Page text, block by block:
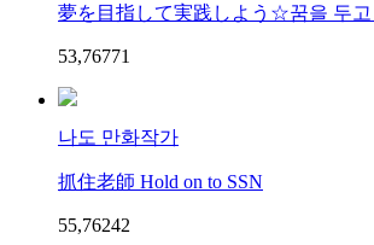
夢を目指して実践しよう☆꿈을 두
53,76771
나도 만화작가
抓住老師 Hold on to SSN
55,76242